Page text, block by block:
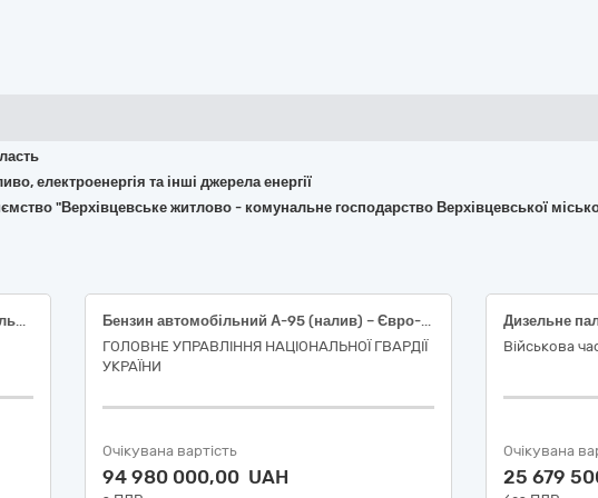
електроенергія та інші джерела енергії
"Верхівцевське житлово - комунальне господарство Верхівцевської
Бензин А-95 Євро-5 (талон); паливо дизельне ДП Євро-5 (талон)
Бензин автомобільний А-95 (налив) – Євро-5 – Е5 (Е0, Е7, Е10)
ГОЛОВНЕ УПРАВЛІННЯ НАЦІОНАЛЬНОЇ ГВАРДІЇ
УКРАЇНИ
Очікувана вартість
94 980 000,00 UAH
Дизельне
Військова
Очікувана
25 679